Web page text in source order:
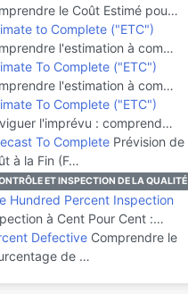
le Coût Estimé pou…
to Complete ("ETC")
l'estimation à com…
To Complete ("ETC")
l'estimation à com…
To Complete ("ETC")
l'imprévu : comprend…
To Complete Prévision de
à la Fin (F…
ET INSPECTION DE LA QUALITÉ
Hundred Percent Inspection
à Cent Pour Cent :…
Defective Comprendre le
de …